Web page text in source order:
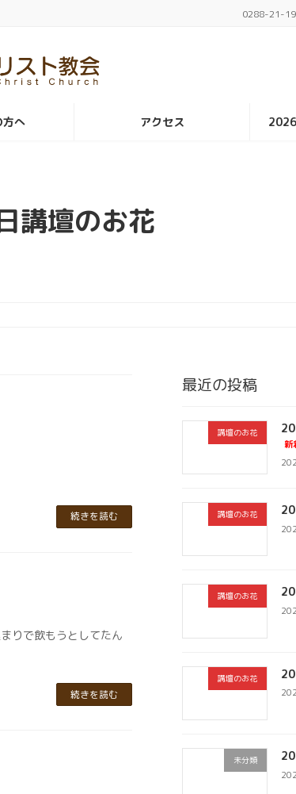
0288-21-
方へ アクセス
講壇のお花
続きを読む
で飲もうとしてたん
続きを読む
最近の投稿
講壇のお花
新
講壇のお花
講壇のお花
講壇のお花
未分類